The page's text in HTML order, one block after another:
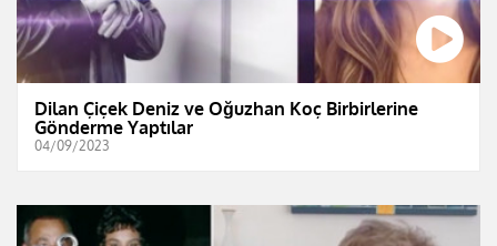
Dilan Çiçek Deniz ve Oğuzhan Koç Birbirlerine
Gönderme Yaptılar
04/09/2023